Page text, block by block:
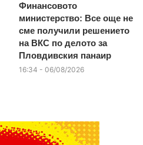
Финансовото
министерство: Все още не
сме получили решението
на ВКС по делото за
Пловдивския панаир
16:34 - 06/08/2026